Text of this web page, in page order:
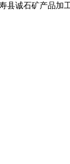
诚石矿产品加